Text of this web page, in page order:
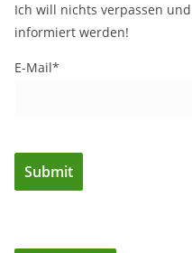
Ich will nichts verpassen
informiert werden!
E-Mail*